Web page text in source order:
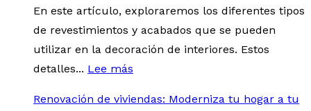
En este artículo, exploraremos los diferentes tipos
de revestimientos y acabados que se pueden
utilizar en la decoración de interiores. Estos
detalles... Lee más
Renovación de viviendas: Moderniza tu hogar a tu